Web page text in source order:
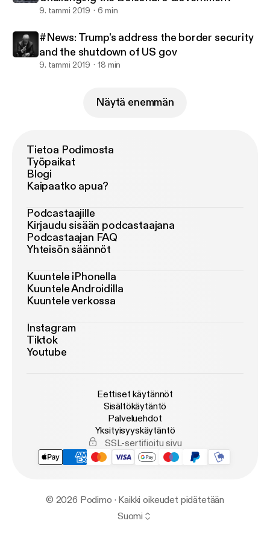
9. tammi 2019 6 min
#News: Trump's address the border security
and the shutdown of US gov
9. tammi 2019 18 min
Näytä enemmän
Tietoa Podimosta
Työpaikat
Blogi
Kaipaatko apua?
Podcastaajille
Kirjaudu sisään podcastaajana
Podcastaajan FAQ
Yhteisön säännöt
Kuuntele iPhonella
Kuuntele Androidilla
Kuuntele verkossa
Instagram
Tiktok
Youtube
Eettiset käytännöt
Sisältökäytäntö
Palveluehdot
Yksityisyyskäytäntö
SSL-sertifioitu sivu
© 2026 Podimo · Kaikki oikeudet pidätetään
Suomi